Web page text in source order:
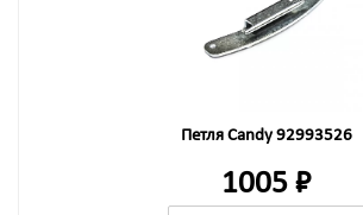
Петля Candy 92993526
1005 ₽